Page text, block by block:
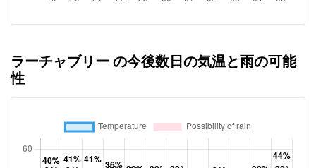
ラーチャブリー の今後数日の気温と雨の可能
性